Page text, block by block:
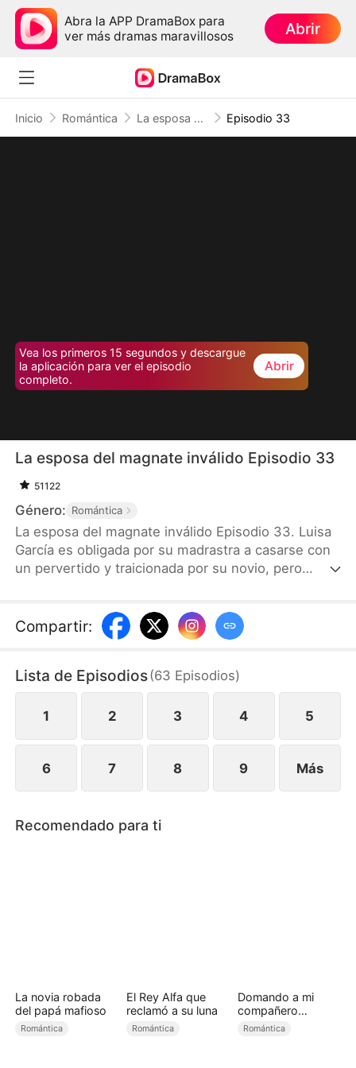
Abra la APP DramaBox para
ver más dramas maravillosos
Abrir
Inicio Romántica La esposa del magnate inválido Episodio 33
Vea los primeros 15 segundos y descargue
la aplicación para ver el episodio
completo.
Abrir
La esposa del magnate inválido Episodio 33
51122
Género: Romántica
La esposa del magnate inválido Episodio 33. Luisa
García es obligada por su madrastra a casarse con
un pervertido y traicionada por su novio, pero
silla de ruedas tras un accidente, su condición se
debe a un trauma psicológico. Con sinceridad y
volver a ponerse de pie. Gracias a su talento, Luisa
se convierte en diseñadora de joyas y reencuentra
a su verdadera madre.
Compartir:
Lista de Episodios(63 Episodios)
1 2 3 4 5
6 7 8 9 Más
Recomendado para ti
La novia robada
del papá mafioso
Romántica
El Rey Alfa que
reclamó a su luna
Romántica
Domando a mi
compañero
rebelde（Doblado)
Romántica